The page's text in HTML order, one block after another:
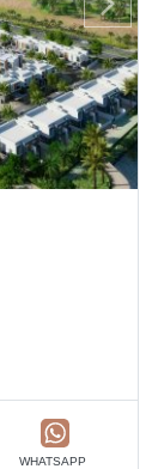
WHATSAPP